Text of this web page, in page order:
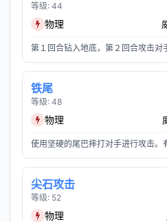
等级: 44
物理
第１回合钻入地底，第２回合攻击对
铁尾
等级: 48
物理
使用坚硬的尾巴摔打对手进行攻击。
尖石攻击
等级: 52
物理